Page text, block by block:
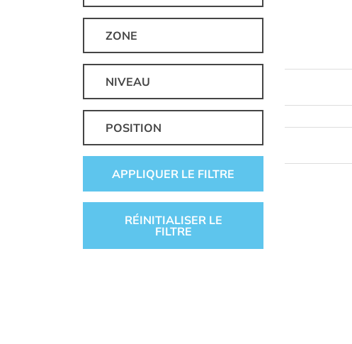
ZONE
NIVEAU
POSITION
APPLIQUER LE FILTRE
RÉINITIALISER LE
FILTRE